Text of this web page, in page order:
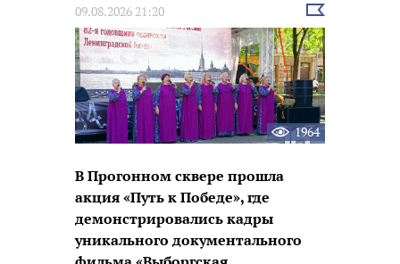
09.08.2026 21:20
Выбрать
новость
1964
В Прогонном сквере прошла
акция «Путь к Победе», где
демонстрировались кадры
уникального документального